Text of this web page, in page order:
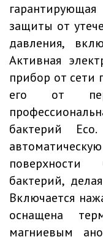
защиты от
давления,
Активная
прибор от сети
его от
бактерий
бактерий,
Включается
оснащена
магниевым